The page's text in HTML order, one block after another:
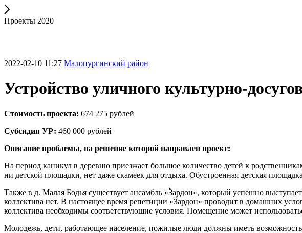
Проекты 2020
2022-02-10 11:27 Малопургинский район
Устройство уличного культурно-
Стоимость проекта: 674 275 рублей
Субсидия УР: 460 000 рублей
Описание проблемы, на решение которой направлен проект:
На период каникул в деревню приезжает большое количество детей к
ни детской площадки, нет даже скамеек для отдыха. Обустроенная детская
Также в д. Малая Бодья существует ансамбль «Ӟардон», который успешно
коллектива нет. В настоящее время репетиции «Ӟардон» проводит в домашних
коллектива необходимы соответствующие условия. Помещение может
Молодежь, дети, работающее население, пожилые люди должны иметь